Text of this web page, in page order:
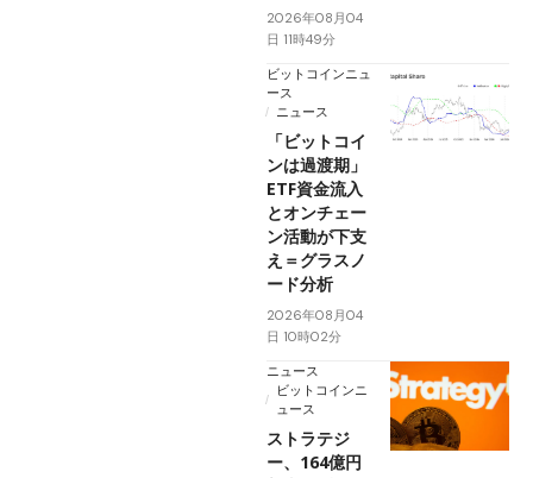
2026年08月04
日 11時49分
ビットコインニュ
ース
ニュース
「ビットコイ
ンは過渡期」
ETF資金流入
とオンチェー
ン活動が下支
え＝グラスノ
ード分析
2026年08月04
日 10時02分
ニュース
ビットコインニ
ュース
ストラテジ
ー、164億円